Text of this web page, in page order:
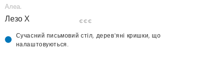
Алеа.
Лезо Х €€€
Сучасний письмовий стіл, дерев'яні кришки, що
налаштовуються.